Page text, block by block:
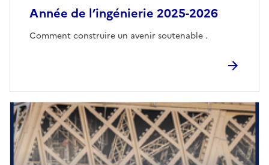
Année de l’ingénierie 2025-2026
Comment construire un avenir soutenable .